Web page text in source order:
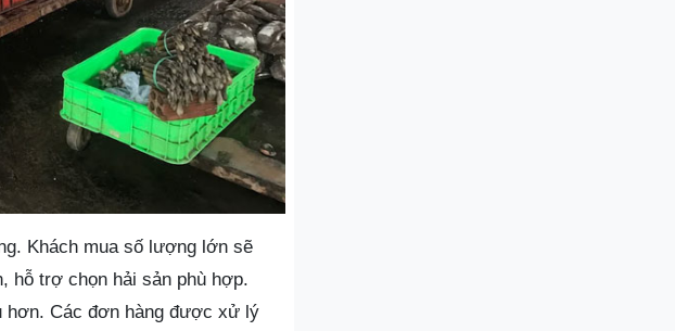
Khách mua số lượng lớn sẽ
hỗ trợ chọn hải sản phù hợp.
hơn. Các đơn hàng được xử lý